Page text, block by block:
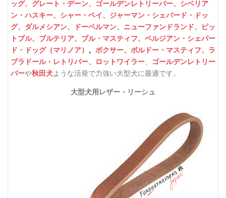
ッグ、 グレート・デーン、 ゴールデンレトリーバー、 シベリア
ン・ハスキー、 シャー・ペイ、 ジャーマン・シェパード・ドッ
グ、 ダルメシアン、 ドーベルマン、 ニューファンドランド、
ピッ
トブル、 ブルテリア、 ブル・マスティフ、 ベルジアン・シェパー
ド・ドッグ（マリノア） 、 ボクサー、 ボルドー・マスティフ、 ラ
ブラドール・レトリバー、 ロットワイラー、
ゴールデンレトリー
バーや秋田犬ような活発で力強い大型犬に最適です。
大型犬用レザー・リーシュ